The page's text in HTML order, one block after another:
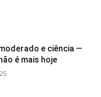
e ciência —
é mais hoje